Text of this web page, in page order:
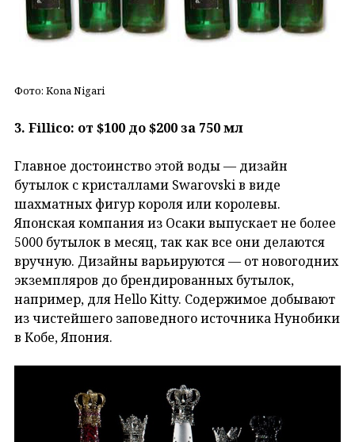
Фото: Kona Nigari
3. Fillico: от $100 до $200 за 750 мл
Главное достоинство этой воды — дизайн
бутылок с кристаллами Swarovski в виде
шахматных фигур короля или королевы.
Японская компания из Осаки выпускает не более
5000 бутылок в месяц, так как все они делаются
вручную. Дизайны варьируются — от новогодних
экземпляров до брендированных бутылок,
например, для Hello Kitty. Содержимое добывают
из чистейшего заповедного источника Нунобики
в Кобе, Япония.